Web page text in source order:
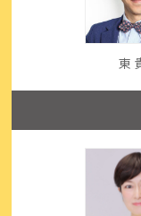
東